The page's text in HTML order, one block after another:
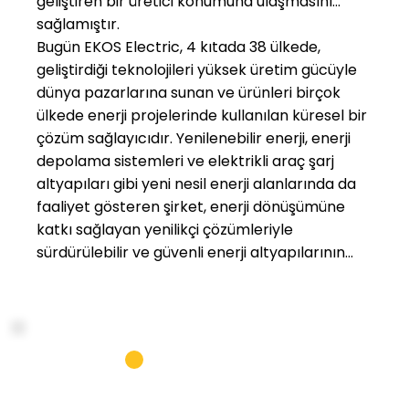
sağlamıştır.
Bugün EKOS Electric, 4 kıtada 38 ülkede,
geliştirdiği teknolojileri yüksek üretim gücüyle
dünya pazarlarına sunan ve ürünleri birçok
ülkede enerji projelerinde kullanılan küresel bir
çözüm sağlayıcıdır. Yenilenebilir enerji, enerji
depolama sistemleri ve elektrikli araç şarj
altyapıları gibi yeni nesil enerji alanlarında da
faaliyet gösteren şirket, enerji dönüşümüne
katkı sağlayan yenilikçi çözümleriyle
sürdürülebilir ve güvenli enerji altyapılarının